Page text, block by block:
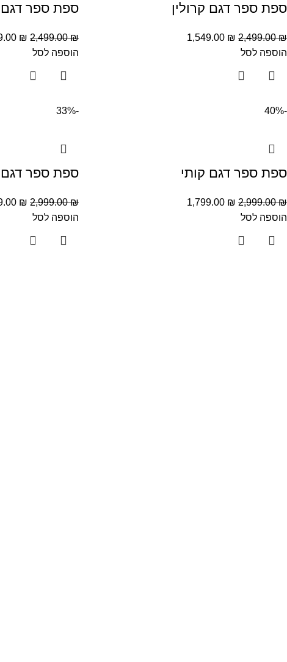
ספת ספר דגם קרולין
2,499.00₪
1,549.00 ₪
הוספה לסל
ספת ספר דגם
2,499.00₪
₪
הוספה לסל
-40%
ספת ספר דגם קותי
2,999.00₪
1,799.00 ₪
הוספה לסל
-33%
ספת ספר דגם
2,999.00₪
₪
הוספה לסל